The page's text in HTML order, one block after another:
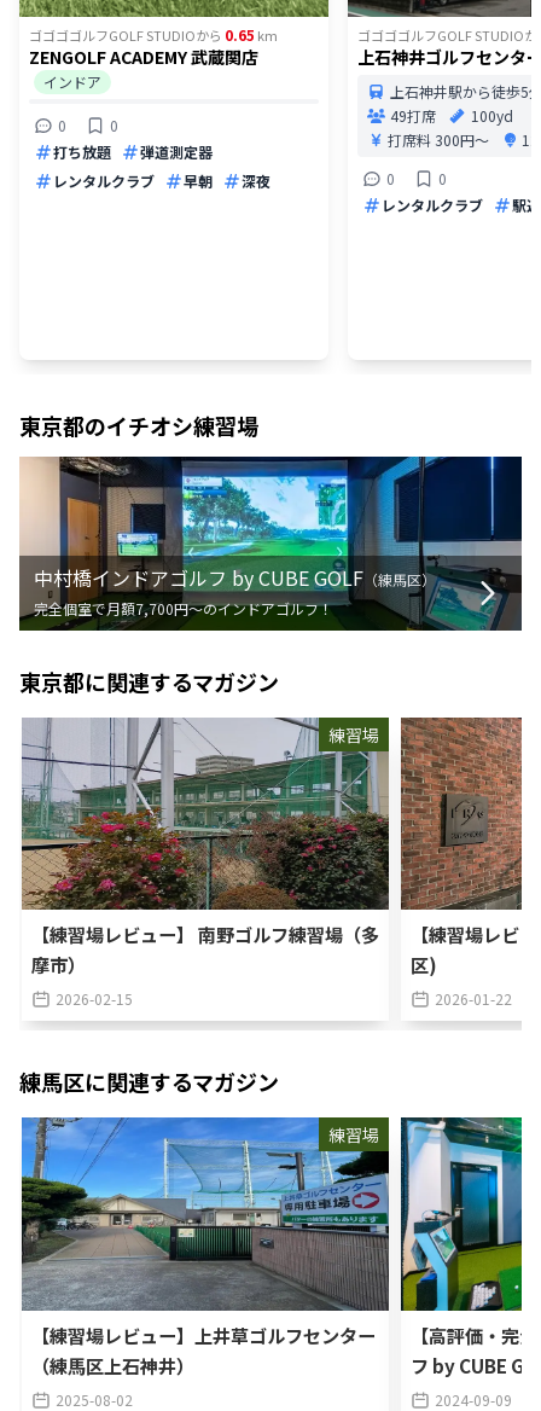
ゴゴゴゴルフGOLF STUDIOから 0.65 km
ZENGOLF ACADEMY 武蔵関店
インドア
0
0
打ち放題
弾道測定器
レンタルクラブ
早朝 深夜
ゴゴゴゴルフGOLF STUDIOか
上石神井ゴルフセンタ
上石神井駅から徒歩5
49打席
100yd
打席料300円〜
0
0
レンタルクラブ
駅近
東京都のイチオシ練習場
中村橋インドアゴルフ by CUBE GOLF （練馬区）
完全個室で月額7,700円〜のインドアゴルフ！
東京都に関連するマガジン
練習場
【練習場レビュー】 南野ゴルフ練習場（多
摩市）
2026-02-15
【練習場レビ
区)
2026-01-22
練馬区に関連するマガジン
練習場
【練習場レビュー】上井草ゴルフセンター
（練馬区上石神井）
2025-08-02
【高評価・完
フ by CUBE
2024-09-09